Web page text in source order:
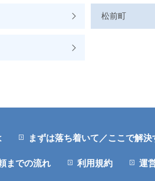
松前町
まずは落ち着いて／ここで解決
までの流れ 利用規約 運